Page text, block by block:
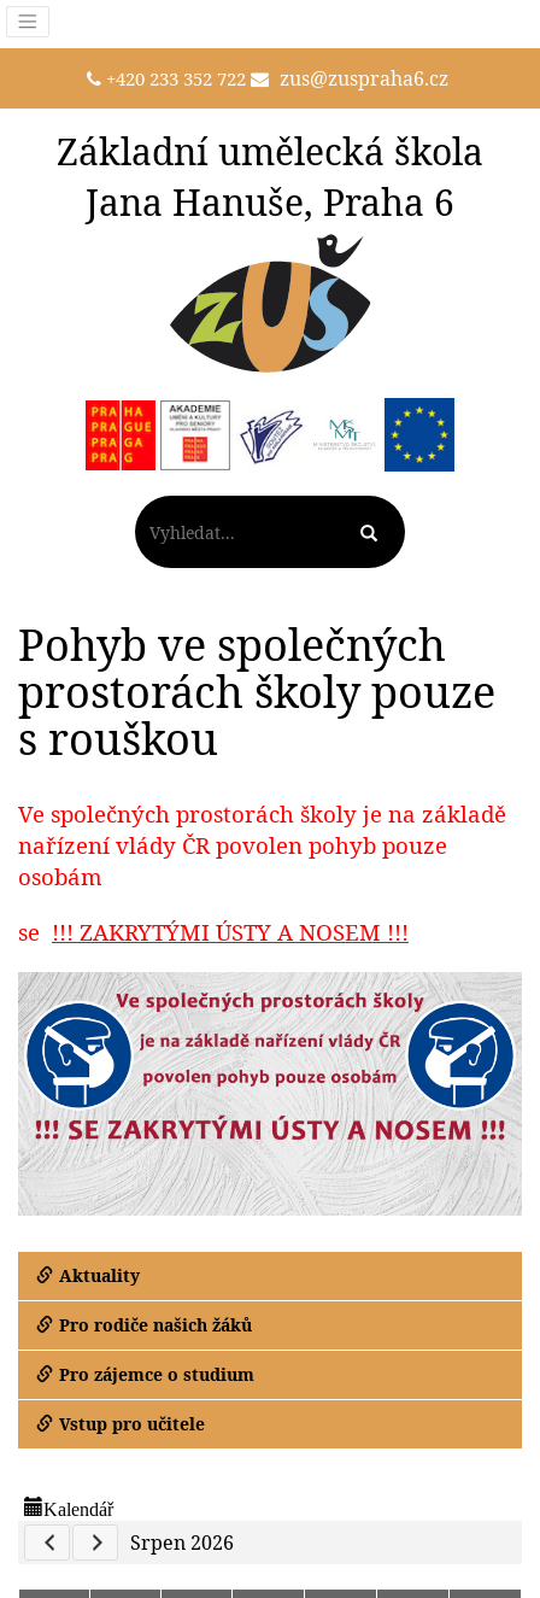
+420 233 352 722 zus@zuspraha6.cz
Základní umělecká škola
Jana Hanuše, Praha 6
Aktuality
Pro rodiče našich žáků
Pro zájemce o studium
Vstup pro učitele
Kalendář
Previous Calendar
Next Calendar
Srpen 2026
Pohyb ve společných
prostorách školy pouze
s rouškou
Ve společných prostorách školy je na základě
nařízení vlády ČR povolen pohyb pouze
osobám
se !!! ZAKRYTÝMI ÚSTY A NOSEM !!!